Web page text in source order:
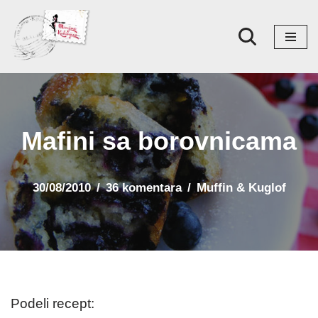
Skoči
na
sadržaj
Mafini sa borovnicama
30/08/2010 36 komentara Muffin & Kuglof
Podeli recept: